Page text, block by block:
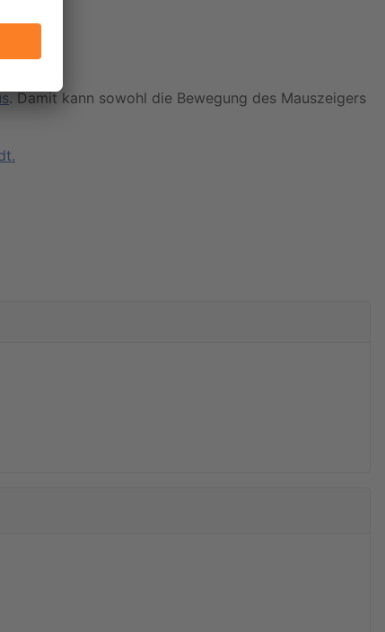
. Damit kann sowohl die Bewegung des Mauszeigers